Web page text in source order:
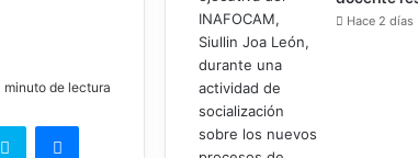
minuto de lectura
Skype Messenger
Hace 2 días